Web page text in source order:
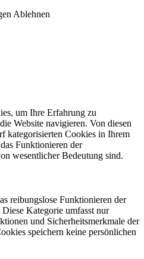
Ablehnen
um Ihre Erfahrung zu
Website navigieren. Von diesen
kategorisierten Cookies in Ihrem
Funktionieren der
wesentlicher Bedeutung sind.
reibungslose Funktionieren der
Kategorie umfasst nur
und Sicherheitsmerkmale der
speichern keine persönlichen